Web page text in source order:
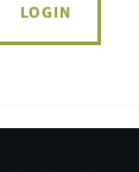
LOGIN